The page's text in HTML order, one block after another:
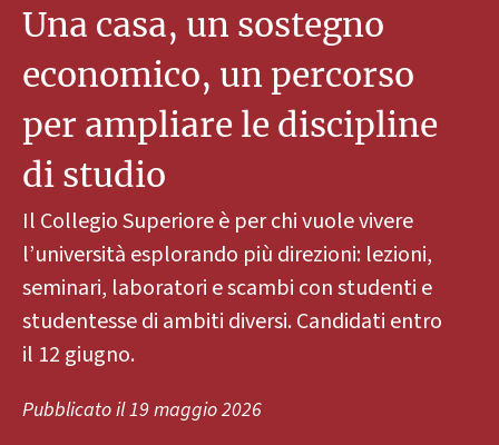
Una casa, un sostegno
economico, un percorso
per ampliare le discipline
di studio
Il Collegio Superiore è per chi vuole vivere
l’università esplorando più direzioni: lezioni,
seminari, laboratori e scambi con studenti e
studentesse di ambiti diversi. Candidati entro
il 12 giugno.
Pubblicato il19 maggio 2026